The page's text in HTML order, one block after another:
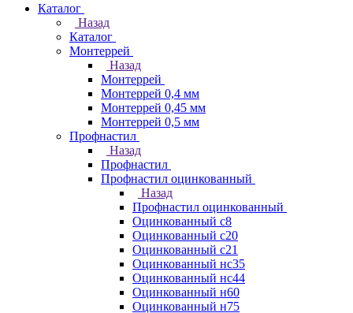
Каталог
Назад
Каталог
Монтеррей
Назад
Монтеррей
Монтеррей 0,4 мм
Монтеррей 0,45 мм
Монтеррей 0,5 мм
Профнастил
Назад
Профнастил
Профнастил оцинкованный
Назад
Профнастил оцинкованный
Оцинкованный с8
Оцинкованный с20
Оцинкованный с21
Оцинкованный нс35
Оцинкованный нс44
Оцинкованный н60
Оцинкованный н75